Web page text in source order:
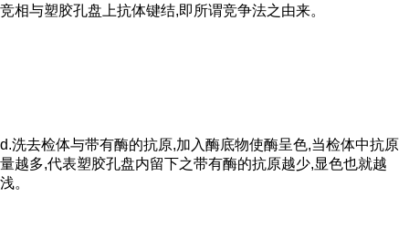
竞相与塑胶孔盘上抗体键结,即所谓竞争法之由来。
d.洗去检体与带有酶的抗原,加入酶底物使酶呈色,当检体中抗原
量越多,代表塑胶孔盘内留下之带有酶的抗原越少,显色也就越
浅。